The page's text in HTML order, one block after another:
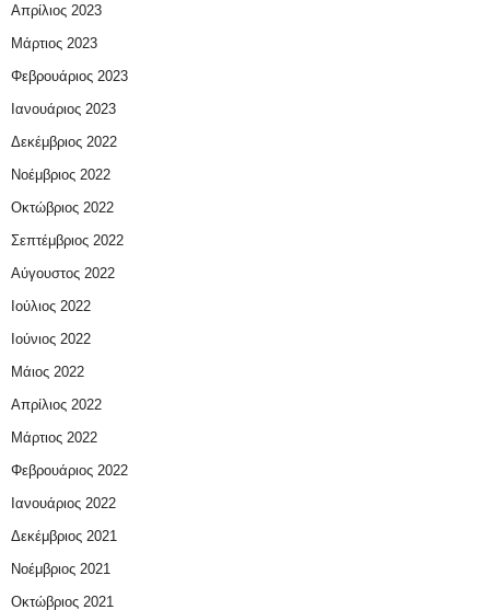
Απρίλιος 2023
Μάρτιος 2023
Φεβρουάριος 2023
Ιανουάριος 2023
Δεκέμβριος 2022
Νοέμβριος 2022
Οκτώβριος 2022
Σεπτέμβριος 2022
Αύγουστος 2022
Ιούλιος 2022
Ιούνιος 2022
Μάιος 2022
Απρίλιος 2022
Μάρτιος 2022
Φεβρουάριος 2022
Ιανουάριος 2022
Δεκέμβριος 2021
Νοέμβριος 2021
Οκτώβριος 2021